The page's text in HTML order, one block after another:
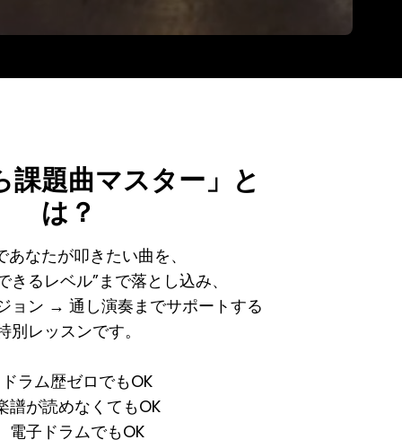
課題曲マスター」と
は？
あなたが叩きたい曲を、
きるレベル”まで落とし込み、
ョン → 通し演奏までサポートする
別レッスンです。
ドラム歴ゼロでもOK
譜が読めなくてもOK
電子ドラムでもOK